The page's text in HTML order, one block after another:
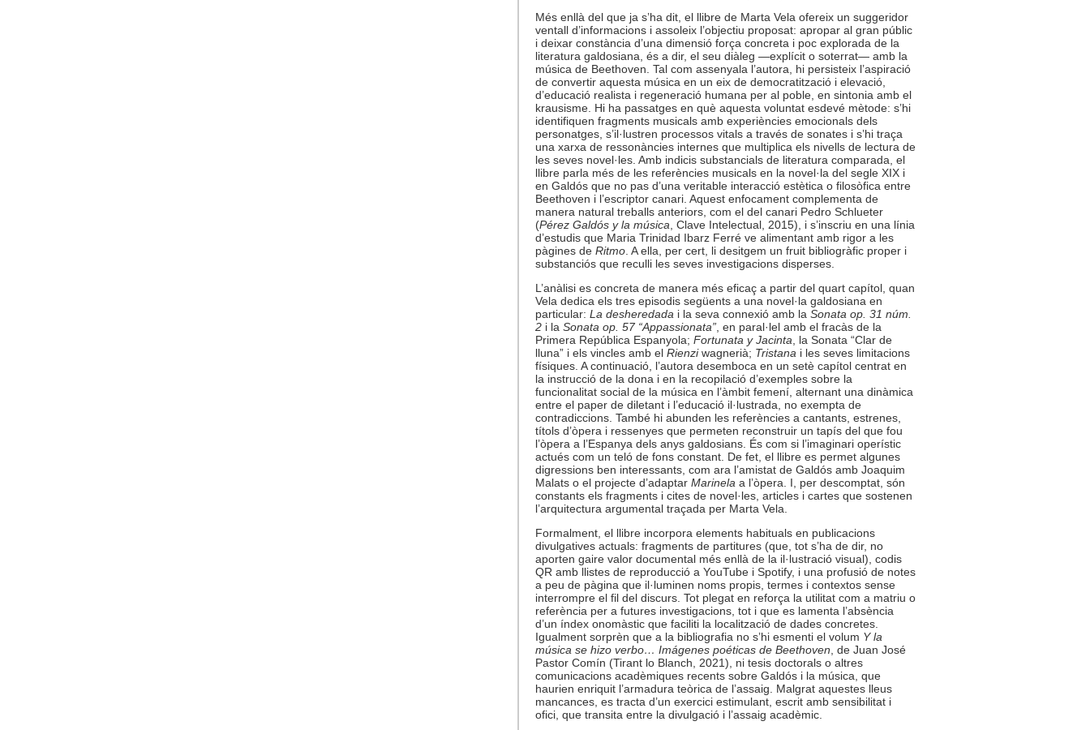
Més enllà del que ja s’ha dit, el llibre de Marta Vela ofereix un suggeridor
ventall d’informacions i assoleix l’objectiu proposat: apropar al gran públic
i deixar constància d’una dimensió força concreta i poc explorada de la
literatura galdosiana, és a dir, el seu diàleg —explícit o soterrat— amb la
música de Beethoven. Tal com assenyala l’autora, hi persisteix l’aspiració
de convertir aquesta música en un eix de democratització i elevació,
d’educació realista i regeneració humana per al poble, en sintonia amb el
krausisme. Hi ha passatges en què aquesta voluntat esdevé mètode: s’hi
identifiquen fragments musicals amb experiències emocionals dels
personatges, s’il·lustren processos vitals a través de sonates i s’hi traça
una xarxa de ressonàncies internes que multiplica els nivells de lectura de
les seves novel·les. Amb indicis substancials de literatura comparada, el
llibre parla més de les referències musicals en la novel·la del segle XIX i
en Galdós que no pas d’una veritable interacció estètica o filosòfica entre
Beethoven i l’escriptor canari. Aquest enfocament complementa de
manera natural treballs anteriors, com el del canari Pedro Schlueter
(Pérez Galdós y la música , Clave Intelectual, 2015), i s’inscriu en una línia
d’estudis que Maria Trinidad Ibarz Ferré ve alimentant amb rigor a les
pàgines de Ritmo. A ella, per cert, li desitgem un fruit bibliogràfic proper i
substanciós que reculli les seves investigacions disperses.
L’anàlisi es concreta de manera més eficaç a partir del quart capítol, quan
Vela dedica els tres episodis següents a una novel·la galdosiana en
particular: La desheredada i la seva connexió amb la Sonata op. 31 núm.
2i la Sonata op. 57 “Appassionata”, en paral·lel amb el fracàs de la
Primera República Espanyola; Fortunata y Jacinta , la Sonata “Clar de
lluna” i els vincles amb el Rienziwagnerià; Tristana i les seves limitacions
físiques. A continuació, l’autora desemboca en un setè capítol centrat en
la instrucció de la dona i en la recopilació d’exemples sobre la
funcionalitat social de la música en l’àmbit femení, alternant una dinàmica
entre el paper de diletant i l’educació il·lustrada, no exempta de
contradiccions. També hi abunden les referències a cantants, estrenes,
títols d’òpera i ressenyes que permeten reconstruir un tapís del que fou
l’òpera a l’Espanya dels anys galdosians. És com si l’imaginari operístic
actués com un teló de fons constant. De fet, el llibre es permet algunes
digressions ben interessants, com ara l’amistat de Galdós amb Joaquim
Malats o el projecte d’adaptar Marinela a l’òpera. I, per descomptat, són
constants els fragments i cites de novel·les, articles i cartes que sostenen
l’arquitectura argumental traçada per Marta Vela.
Formalment, el llibre incorpora elements habituals en publicacions
divulgatives actuals: fragments de partitures (que, tot s’ha de dir, no
aporten gaire valor documental més enllà de la il·lustració visual), codis
QR amb llistes de reproducció a YouTube i Spotify, i una profusió de notes
a peu de pàgina que il·luminen noms propis, termes i contextos sense
interrompre el fil del discurs. Tot plegat en reforça la utilitat com a matriu o
referència per a futures investigacions, tot i que es lamenta l’absència
d’un índex onomàstic que faciliti la localització de dades concretes.
Igualment sorprèn que a la bibliografia no s’hi esmenti el volum Y la
música se hizo verbo… Imágenes poéticas de Beethoven , de Juan José
Pastor Comín (Tirant lo Blanch, 2021), ni tesis doctorals o altres
comunicacions acadèmiques recents sobre Galdós i la música, que
haurien enriquit l’armadura teòrica de l’assaig. Malgrat aquestes lleus
mancances, es tracta d’un exercici estimulant, escrit amb sensibilitat i
ofici, que transita entre la divulgació i l’assaig acadèmic.